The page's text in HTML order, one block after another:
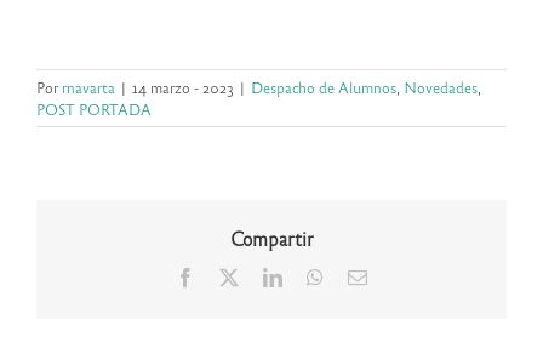
Porrnavarta | 14 marzo - 2023 | Despacho de Alumnos Novedades
POST PORTADA
Compartir
Facebook LinkedInWhatsApp
Correo